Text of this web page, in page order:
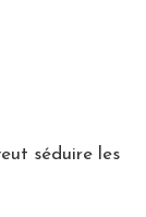
séduire les